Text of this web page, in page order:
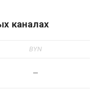
каналах
BYN
—